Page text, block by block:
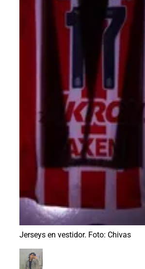
Jerseys en vestidor. Foto: Chivas